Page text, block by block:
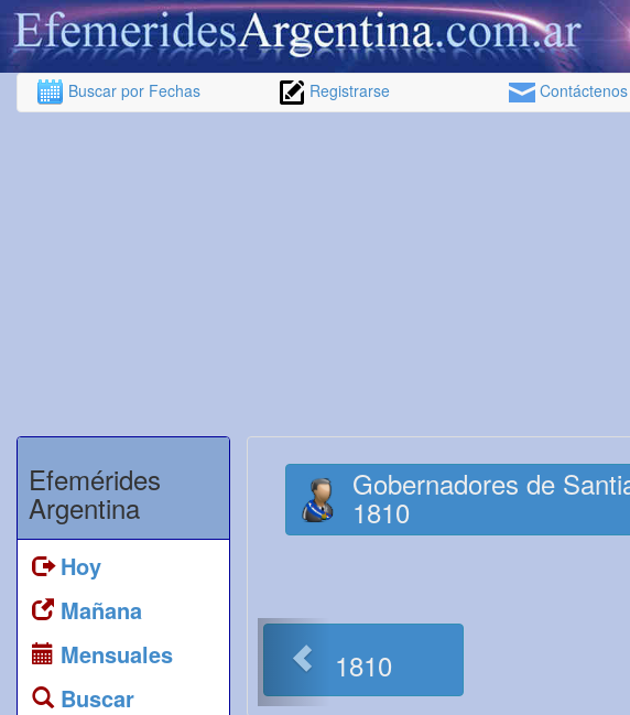
Buscar por Fechas Registrarse Contáctenos
Efemérides
Argentina
Hoy
Mañana
Mensuales
Buscar
Gobernadores de
1810
1810
<